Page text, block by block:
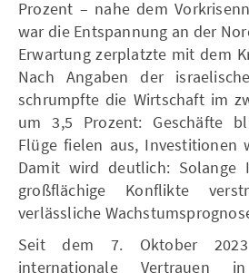
Prozent – nahe dem
war die Entspannung an der
Erwartung zerplatzte mit dem
Nach Angaben der
schrumpfte die Wirtschaft im
um 3,5 Prozent: Geschäfte
Flüge fielen aus, Investitionen
Damit wird deutlich: Solange
großflächige Konflikte
verlässliche
Seit dem 7. Oktober
internationale Vertrauen